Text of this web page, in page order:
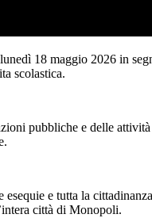
18 maggio 2026 in
scolastica.
pubbliche e delle
e tutta la
città di Monopoli.